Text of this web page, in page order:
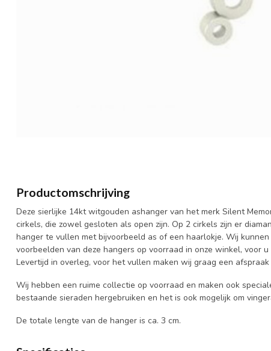
Productomschrijving
Deze sierlijke 14kt witgouden ashanger van het merk Silent
cirkels, die zowel gesloten als open zijn. Op 2 cirkels zijn er
hanger te vullen met bijvoorbeeld as of een haarlokje. Wij
voorbeelden van deze hangers op voorraad in onze winkel, voor
Levertijd in overleg, voor het vullen maken wij graag een afspraak
Wij hebben een ruime collectie op voorraad en maken ook
bestaande sieraden hergebruiken en het is ook mogelijk om
De totale lengte van de hanger is ca. 3 cm.